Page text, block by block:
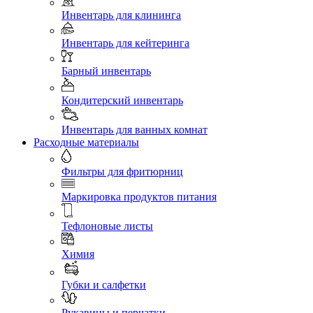
Инвентарь для клининга
Инвентарь для кейтеринга
Барный инвентарь
Кондитерский инвентарь
Инвентарь для ванных комнат
Расходные материалы
Фильтры для фритюрниц
Маркировка продуктов питания
Тефлоновые листы
Химия
Губки и салфетки